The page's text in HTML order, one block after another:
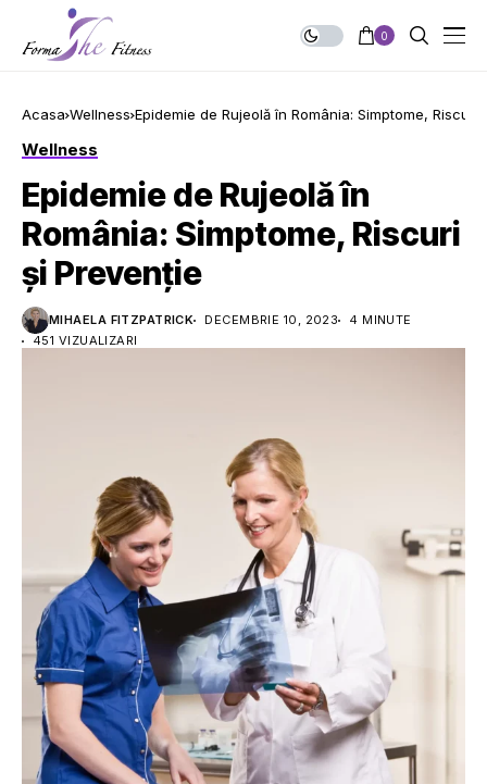
0
Acasa Wellness Epidemie de Rujeolă în România: Simptome, Riscuri
Wellness
Epidemie de Rujeolă în
România: Simptome, Riscuri
și Prevenție
MIHAELA FITZPATRICK DECEMBRIE 10, 2023
4 MINUTE
451 VIZUALIZARI